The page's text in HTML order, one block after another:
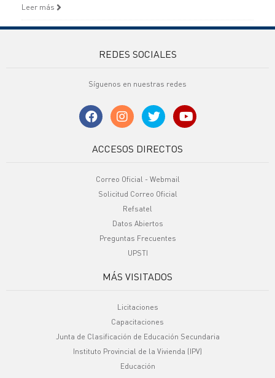
Leer más
REDES SOCIALES
Síguenos en nuestras redes
ACCESOS DIRECTOS
Correo Oficial - Webmail
Solicitud Correo Oficial
Refsatel
Datos Abiertos
Preguntas Frecuentes
UPSTI
MÁS VISITADOS
Licitaciones
Capacitaciones
Junta de Clasificación de Educación Secundaria
Instituto Provincial de la Vivienda (IPV)
Educación